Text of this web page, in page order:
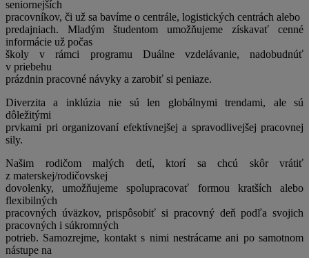
seniornejších
pracovníkov, či už sa bavíme o centrále, logistických centrách alebo
predajniach. Mladým študentom umožňujeme získavať cenné
informácie už počas
školy v rámci programu Duálne vzdelávanie, nadobudnúť
v priebehu
prázdnin pracovné návyky a zarobiť si peniaze.
Diverzita a inklúzia nie sú len globálnymi trendami, ale sú
dôležitými
prvkami pri organizovaní efektívnejšej a spravodlivejšej pracovnej
sily.
Našim rodičom malých detí, ktorí sa chcú skôr vrátiť
z materskej/rodičovskej
dovolenky, umožňujeme spolupracovať formou kratších alebo
flexibilných
pracovných úväzkov, prispôsobiť si pracovný deň podľa svojich
pracovných i súkromných
potrieb. Samozrejme, kontakt s nimi nestrácame ani po samotnom
nástupe na